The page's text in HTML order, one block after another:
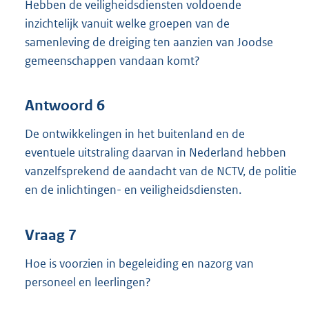
Hebben de veiligheidsdiensten voldoende
inzichtelijk vanuit welke groepen van de
samenleving de dreiging ten aanzien van Joodse
gemeenschappen vandaan komt?
Antwoord 6
De ontwikkelingen in het buitenland en de
eventuele uitstraling daarvan in Nederland hebben
vanzelfsprekend de aandacht van de NCTV, de politie
en de inlichtingen- en veiligheidsdiensten.
Vraag 7
Hoe is voorzien in begeleiding en nazorg van
personeel en leerlingen?